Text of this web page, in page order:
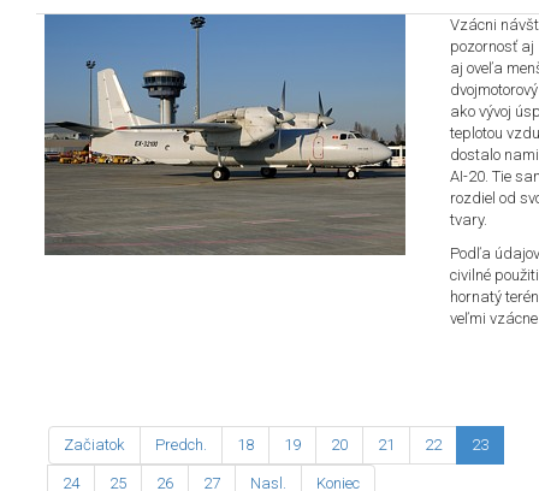
Vzácni
pozornosť aj
aj oveľa
ako vývoj
teplotou
dostalo
AI-20. Tie
rozdiel od
tvary.
Podľa
civilné
hornatý
veľmi
Začiatok Predch. 18 19 20 21 22 23
24 25 26 27 Nasl. Koniec